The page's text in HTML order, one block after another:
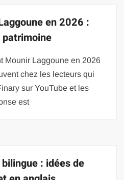
en 2026 :
Mounir Laggoune en 2026
chez les lecteurs qui
sur YouTube et les
est
: idées de